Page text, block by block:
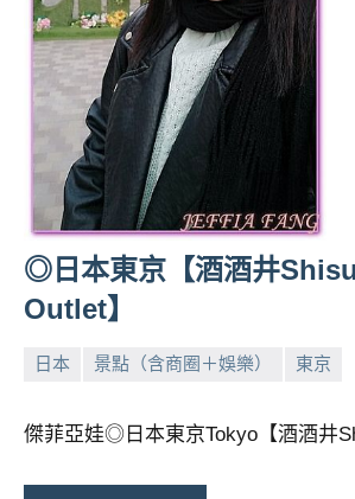
◎日本東京【酒酒井
Outlet】
日本 景點（含商圈＋娛樂） 東京
小
No
傑菲亞娃◎日本東京Tokyo【酒酒井